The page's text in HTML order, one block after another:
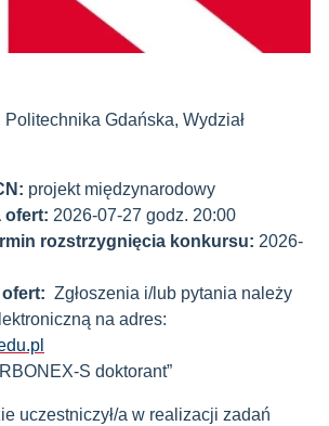
Politechnika Gdańska, Wydział
projekt międzynarodowy
ofert: 2026-07-27 godz. 20:00
rozstrzygnięcia konkursu: 2026-
ofert: Zgłoszenia i/lub pytania należy
na adres:
S doktorant”
uczestniczył/a w realizacji zadań